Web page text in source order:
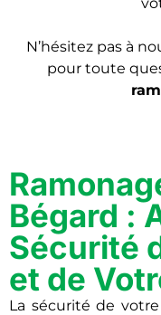
N’hésitez pas à
pour toute
Bégard :
Sécurité
et de
La sécurité de